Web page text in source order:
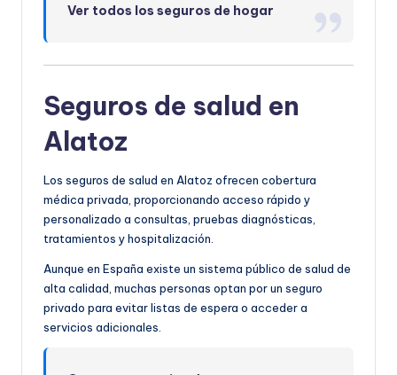
Ver todos los seguros de hogar
Seguros de salud en
Alatoz
Los seguros de salud en Alatoz ofrecen cobertura
médica privada, proporcionando acceso rápido y
personalizado a consultas, pruebas diagnósticas,
tratamientos y hospitalización.
Aunque en España existe un sistema público de salud de
alta calidad, muchas personas optan por un seguro
privado para evitar listas de espera o acceder a
servicios adicionales.